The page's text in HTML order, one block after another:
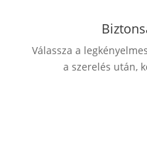
Válassza a
a szerelés után,